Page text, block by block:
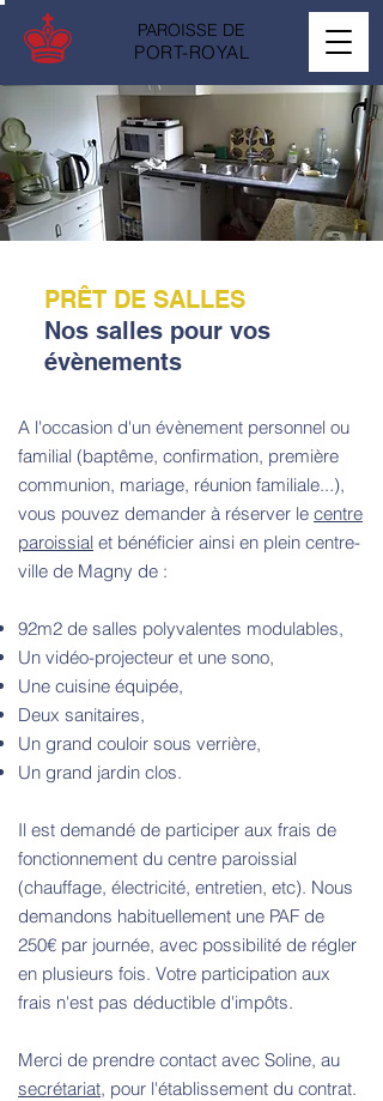
PAROISSE DE
PORT-ROYAL
PRÊT DE SALLES
Nos salles pour vos
évènements
A l'occasion d'un évènement personnel ou
familial (baptême, confirmation, première
communion, mariage, réunion familiale...),
vous pouvez demander à réserver le centre
paroissial et bénéficier ainsi en plein centre-
ville de Magny de :
92m2 de salles polyvalentes modulables,
Un vidéo-projecteur et une sono,
Une cuisine équipée,
Deux sanitaires,
Un grand couloir sous verrière,
Un grand jardin clos.
Il est demandé de participer aux frais de
fonctionnement du centre paroissial
(chauffage, électricité, entretien, etc). Nous
demandons habituellement une PAF de
250€ par journée, avec possibilité de régler
en plusieurs fois. Votre participation aux
frais n'est pas déductible d'impôts.
Merci de prendre contact avec Soline, au
secrétariat, pour l'établissement du contrat.